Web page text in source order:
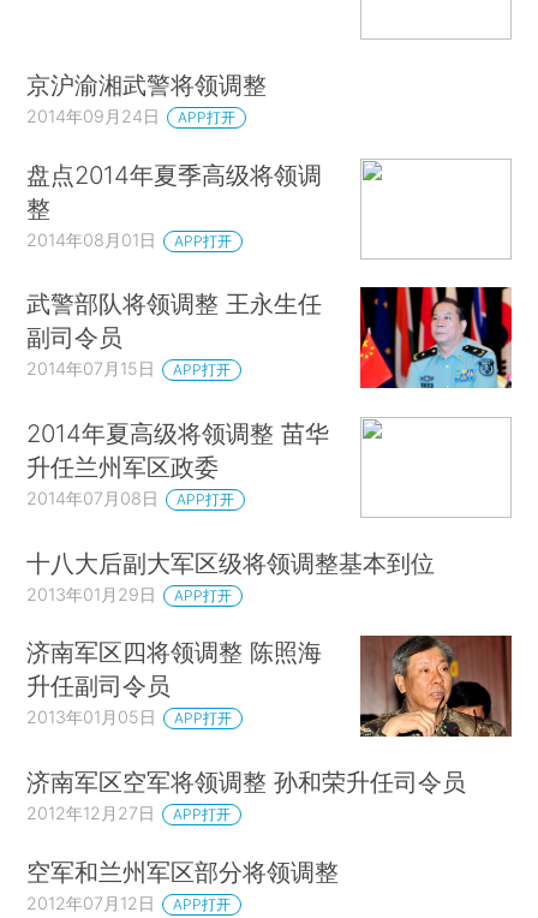
京沪渝湘武警将领调整
2014年09月24日 APP打开
盘点2014年夏季高级将领调
整
2014年08月01日 APP打开
武警部队将领调整 王永生任
副司令员
2014年07月15日 APP打开
2014年夏高级将领调整 苗华
升任兰州军区政委
2014年07月08日 APP打开
十八大后副大军区级将领调整基本到位
2013年01月29日 APP打开
济南军区四将领调整 陈照海
升任副司令员
2013年01月05日 APP打开
济南军区空军将领调整 孙和荣升任司令员
2012年12月27日 APP打开
空军和兰州军区部分将领调整
2012年07月12日 APP打开